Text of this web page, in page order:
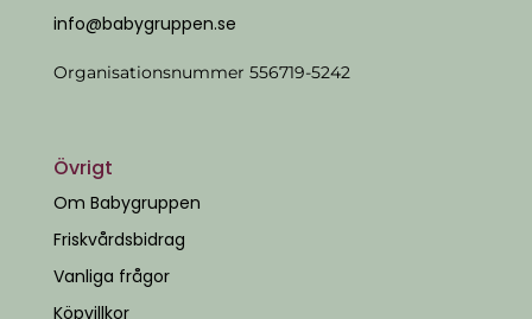
info@babygruppen.se
Organisationsnummer 556719-5242
Övrigt
Om Babygruppen
Friskvårdsbidrag
Vanliga frågor
Köpvillkor